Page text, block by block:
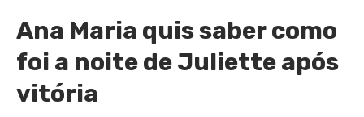
Ana Maria quis saber como
foi a noite de Juliette após
vitória